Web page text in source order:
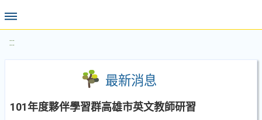
:::
最新消息
101年度夥伴學習群高雄市英文教師研習